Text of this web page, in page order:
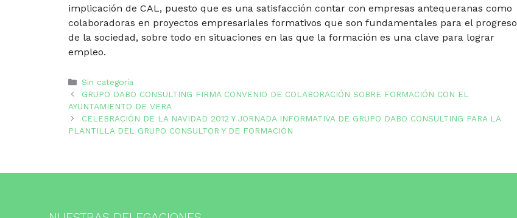
implicación de CAL, puesto que es una satisfacción contar con empresas antequeranas como
colaboradoras en proyectos empresariales formativos que son fundamentales para el progreso
de la sociedad, sobre todo en situaciones en las que la formación es una clave para lograr
empleo.
Categorías
Sin categoría
GRUPO DABO CONSULTING FIRMA CONVENIO DE COLABORACIÓN SOBRE FORMACIÓN CON EL
AYUNTAMIENTO DE VERA
CELEBRACIÓN DE LA NAVIDAD 2012 Y JORNADA INFORMATIVA DE GRUPO DABO CONSULTING PARA LA
PLANTILLA DEL GRUPO CONSULTOR Y DE FORMACIÓN